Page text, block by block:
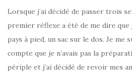
Lorsque j’ai décidé de passer trois
premier réflexe a été de me dire que
pays à pied, un sac sur le dos. Je me
compte que je n’avais pas la
périple et j’ai décidé de revoir mes